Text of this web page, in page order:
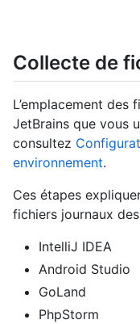
Collecte de
L’emplacement des
JetBrains que vous
consultez
environnement.
Ces étapes
fichiers journaux
IntelliJ IDEA
Android Studio
GoLand
PhpStorm